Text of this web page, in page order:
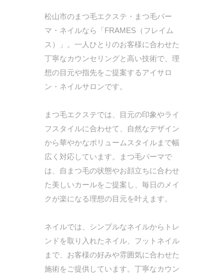
松山市のまつ毛エクステ・まつ毛パー
マ・ネイルなら「FRAMES（フレイム
ス）」。一人ひとりのお客様に合わせた
丁寧なカウンセリングと高い技術で、理
想の目元や指先をご提案するアイサロ
ン・ネイルサロンです。
まつ毛エクステでは、目元の印象やライ
フスタイルに合わせて、自然なデザイン
から華やかなボリュームスタイルまで幅
広く対応しています。まつ毛パーマで
は、自まつ毛の状態やお顔立ちに合わせ
た美しいカールをご提案し、毎日のメイ
クが楽になる理想の目元を叶えます。
ネイルでは、シンプルなネイルからトレ
ンドを取り入れたネイル、フットネイル
まで、お客様の好みや雰囲気に合わせた
施術をご提供しています。丁寧なカウン